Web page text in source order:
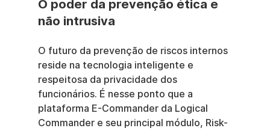
O poder da prevenção ética e
não intrusiva
O futuro da prevenção de riscos internos
reside na tecnologia inteligente e
respeitosa da privacidade dos
funcionários. É nesse ponto que a
plataforma E-Commander da Logical
Commander e seu principal módulo, Risk-